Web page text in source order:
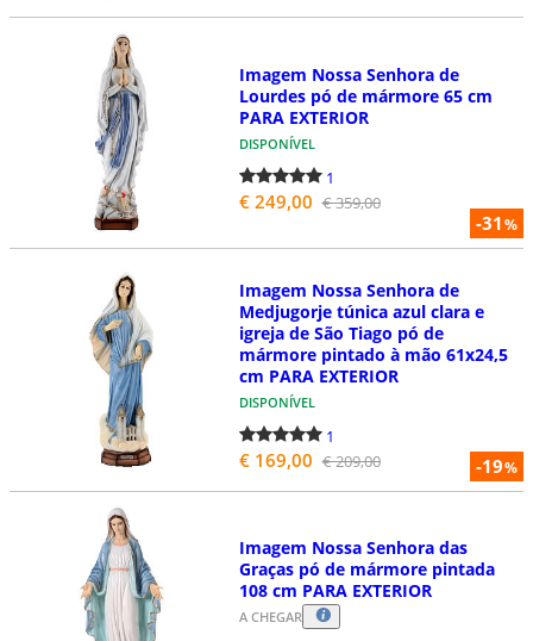
-31%
Imagem Nossa Senhora de
Lourdes pó de mármore 65 cm
PARA EXTERIOR
DISPONÍVEL
1
€ 249,00 € 359,00
-19%
Imagem Nossa Senhora de
Medjugorje túnica azul clara e
igreja de São Tiago pó de
mármore pintado à mão 61x24,5
cm PARA EXTERIOR
DISPONÍVEL
1
€ 169,00 € 209,00
Imagem Nossa Senhora das
Graças pó de mármore pintada
108 cm PARA EXTERIOR
A CHEGAR